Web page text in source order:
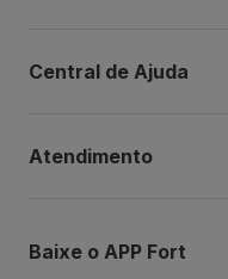
Central de Ajuda
Atendimento
Baixe o APP Fort